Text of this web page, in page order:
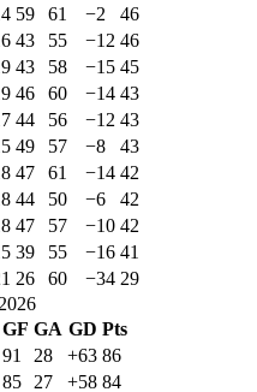
59 61 −2
46
43 55 −12 46
43 58 −15 45
46 60 −14 43
44 56 −12 43
49 57 −8
43
47 61 −14 42
44 50 −6
42
47 57 −10 42
39 55 −16 41
26 60 −34 29
GF GA GD Pts
91 28 +63 86
85 27 +58 84